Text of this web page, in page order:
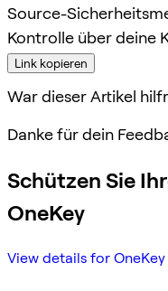
Source-
Kontrolle über deine
Link kopieren
War dieser Artikel
Danke für dein
Schützen Sie
OneKey
View details for OneKey